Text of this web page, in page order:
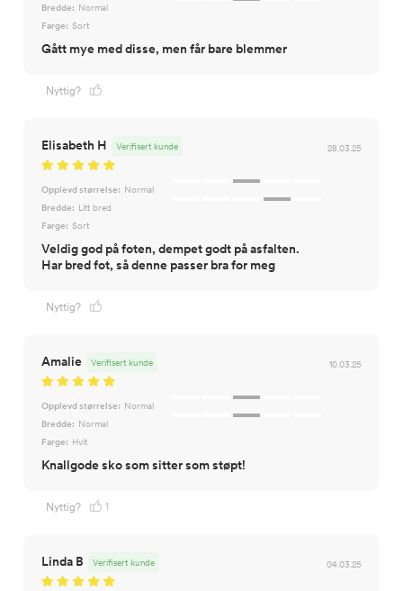
Bredde: Normal
Farge: Sort
Gått mye med disse, men får bare blemmer
Nyttig?
Elisabeth H 28.03.25
Verifisert kunde
Opplevd størrelse: Normal
Bredde: Litt bred
Farge: Sort
Veldig god på foten, dempet godt på asfalten.
Har bred fot, så denne passer bra for meg
Nyttig?
Amalie 10.03.25
Verifisert kunde
Opplevd størrelse: Normal
Bredde: Normal
Farge: Hvit
Knallgode sko som sitter som støpt!
Nyttig? 1
Linda B 04.03.25
Verifisert kunde